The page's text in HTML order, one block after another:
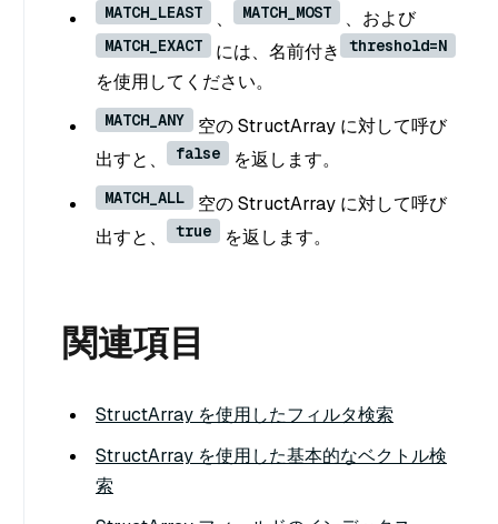
MATCH_LEAST 、 MATCH_MOST 、および
MATCH_EXACT には、名前付き threshold=N
を使用してください。
MATCH_ANY
空の StructArray に対して呼び
出すと、
false を返します。
MATCH_ALL
空の StructArray に対して呼び
出すと、
true を返します。
関連項目
StructArray を使用したフィルタ検索
StructArray を使用した基本的なベクトル検
索